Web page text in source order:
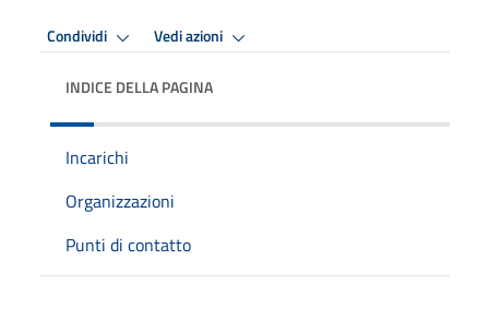
Condividi Vedi azioni
INDICE DELLA PAGINA
Incarichi
Organizzazioni
Punti di contatto